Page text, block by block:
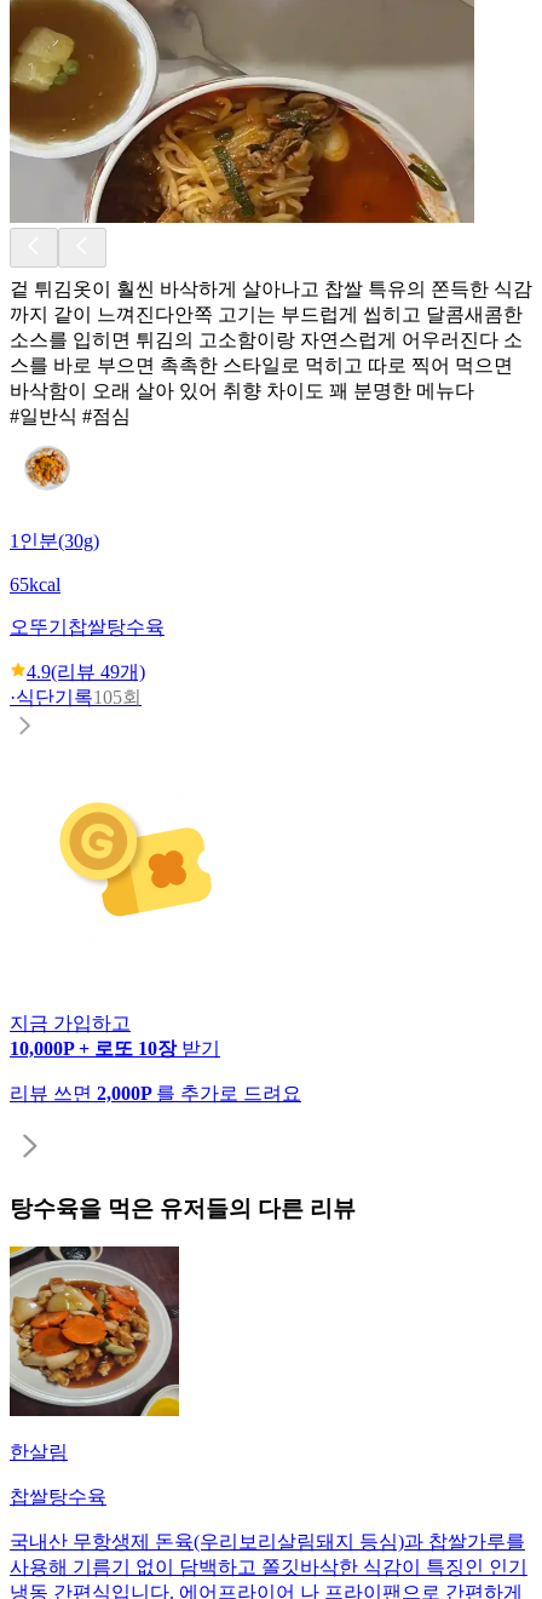
겉 튀김옷이 훨씬 바삭하게 살아나고 찹쌀 특유의 쫀득한 식감
까지 같이 느껴진다안쪽 고기는 부드럽게 씹히고 달콤새콤한
소스를 입히면 튀김의 고소함이랑 자연스럽게 어우러진다 소
스를 바로 부으면 촉촉한 스타일로 먹히고 따로 찍어 먹으면
바삭함이 오래 살아 있어 취향 차이도 꽤 분명한 메뉴다
#일반식 #점심
1인분(30g)
65kcal
오뚜기 찹쌀탕수육
4.9(리뷰 49개)
·식단기록105회
지금 가입하고
10,000P + 로또 10장 받기
리뷰 쓰면 2,000P 를 추가로 드려요
탕수육을 먹은 유저들의 다른 리뷰
한살림
찹쌀탕수육
국내산 무항생제 돈육(우리보리살림돼지 등심)과 찹쌀가루를
사용해 기름기 없이 담백하고 쫄깃바삭한 식감이 특징인 인기
냉동 간편식입니다. 에어프라이어 나 프라이팬으로 간편하게